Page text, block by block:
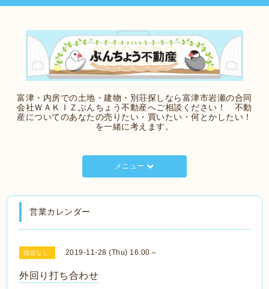
富津・内房での土地・建物・別荘探しなら富津市岩瀬の合同
会社ＷＡＫＩＺぶんちょう不動産へご相談ください！ 不動
産についてのあなたの売りたい・買いたい・何とかしたい！
を一緒に考えます。
メニュー
営業カレンダー
指定なし 2019-11-28 (Thu) 16:00～
外回り打ち合わせ